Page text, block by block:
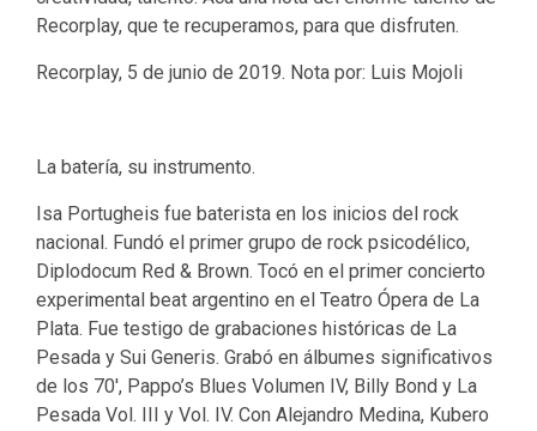
Recorplay, que te recuperamos, para que disfruten.
Recorplay, 5 de junio de 2019. Nota por: Luis Mojoli
La batería, su instrumento.
Isa Portugheis fue baterista en los inicios del rock
nacional. Fundó el primer grupo de rock psicodélico,
Diplodocum Red & Brown. Tocó en el primer concierto
experimental beat argentino en el Teatro Ópera de La
Plata. Fue testigo de grabaciones históricas de La
Pesada y Sui Generis. Grabó en álbumes significativos
de los 70′, Pappo’s Blues Volumen IV, Billy Bond y La
Pesada Vol. III y Vol. IV. Con Alejandro Medina, Kubero